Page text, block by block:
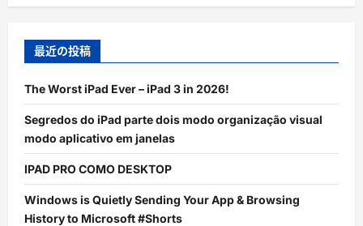
最近の投稿
The Worst iPad Ever – iPad 3 in 2026!
Segredos do iPad parte dois modo organização visual
modo aplicativo em janelas
IPAD PRO COMO DESKTOP
Windows is Quietly Sending Your App & Browsing
History to Microsoft #Shorts